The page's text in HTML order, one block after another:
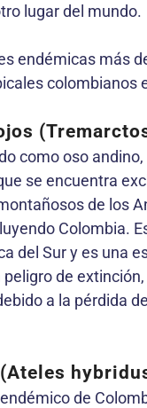
lugar del mundo.
endémicas más
colombianos
como oso andino,
se encuentra
de los
Colombia.
del Sur y es una
de extinción,
a la pérdida
de